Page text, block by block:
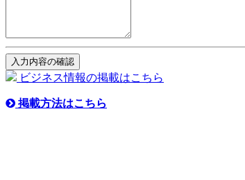
入力内容の確認
ビジネス情報の掲載はこちら
掲載方法はこちら